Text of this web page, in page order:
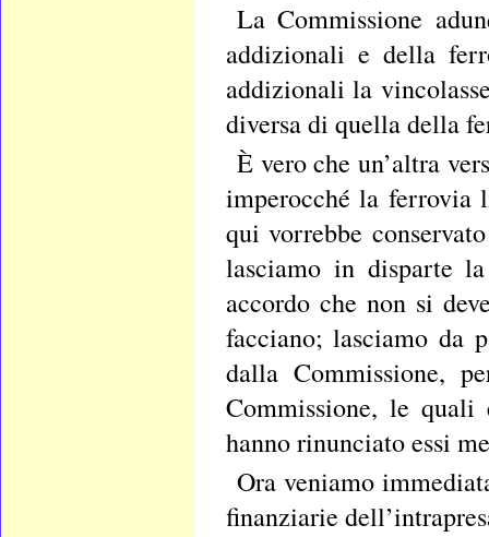
La Commissione
addizionali e della
addizionali la
diversa di quella della
È vero che un’altra
imperocché la ferrovia
qui vorrebbe
lasciamo in disparte
accordo che non si
facciano; lasciamo da
dalla Commissione,
Commissione, le
hanno rinunciato essi
Ora veniamo
finanziarie